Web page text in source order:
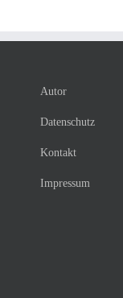
Autor
Datenschutz
Kontakt
Impressum